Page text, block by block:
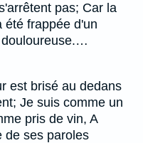
pas; Car la
été frappée d'un
douloureuse.…
est brisé au dedans
Je suis comme un
pris de vin, A
de ses paroles